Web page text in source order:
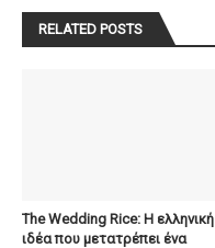
RELATED POSTS
The Wedding Rice: Η ελληνική
ιδέα που μετατρέπει ένα